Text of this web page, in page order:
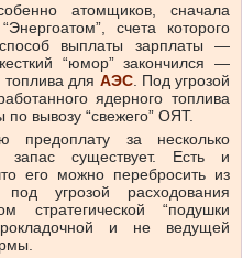
атомщиков, сначала
счета которого
выплаты зарплаты —
“юмор” закончился —
топлива для АЭС. Под угрозой
ядерного топлива
вывозу “свежего” ОЯТ.
предоплату за несколько
запас существует. Есть и
его можно перебросить из
угрозой расходования
“подушки
и не ведущей